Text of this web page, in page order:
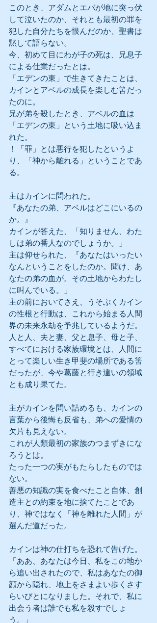
このとき、アダムとエバが地に突っ伏
して泣いたのか、それとも最初の罪を
犯した自分たちを恨んだのか、聖書は
黙して語らない。
今、初めて目にわが子の死は、兄息子
による仕業だったとは。
「エデンの東」で生きてきたことは、
カインとアベルの成長を楽しむ筈だっ
たのに。
兄が弟を殺したとき、アベルの血は
「エデンの東」という土地に吸い込ま
れた。
！「罪」とは悪行を犯したというよ
り、「神から離れる」ということであ
る。
主はカインに問われた。
『あなたの弟、アベルはどこにいるの
か。』
カインが答えた、「知りません、わた
しは弟の番人なのでしょうか。」
主は仰せられた、『あなたはいったい
なんということをしたのか。聞け、あ
なたの弟の血が。その土地からわたし
に叫んでいる。」
主の前においてさえ、うそぶくカイン
の性根と行動は、これから始まる人間
界の未来永劫を予兆しているようだ。
人と人、夫と妻、父と息子、母と子、
すべてにおける家族環境とは、人間に
とって楽しい生き甲斐の場所である筈
だったが、今や葛藤と行き違いの領域
とも成り果てた。
主がカインを問い詰めるも、カインの
言葉から後悔も反省も、弟への愛情の
欠片も見えない。
これが人類最初の家族のつまずきにな
ろうとは。
たった一つの実がもたらしたものでは
ない。
善悪の知識の実を食べたこと自体、創
造主との約束を地に捨てたことであ
り、神ではなく「神を離れた人間」が
選んだ道だった。
カインは神の仕打ちを恐れて告げた。
「ああ、あなたは今日、私をこの地か
ら追い出されたので、私はあなたの御
顔から隠れ、地上をさまよい歩くさす
らいびとになりました。それで、私に
出会う者は誰でも私を殺すでしょ
う。」